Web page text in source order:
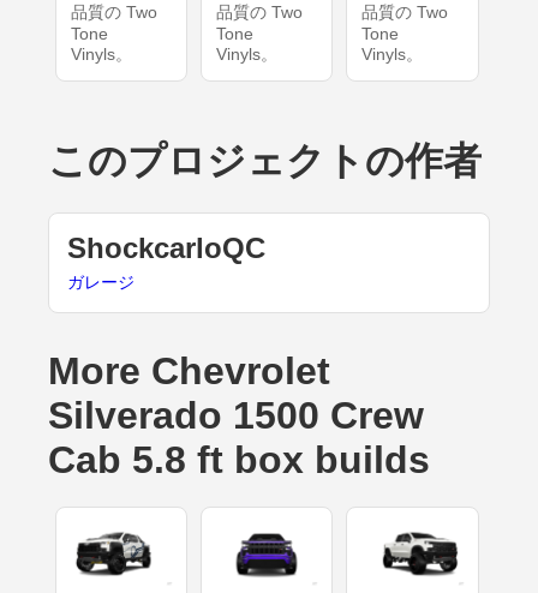
品質の Two
Tone
Vinyls。
品質の Two
Tone
Vinyls。
品質の Two
Tone
Vinyls。
このプロジェクトの作者
ShockcarloQC
ガレージ
More Chevrolet
Silverado 1500 Crew
Cab 5.8 ft box builds